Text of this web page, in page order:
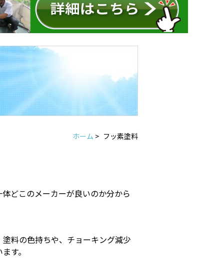
ホーム > フッ素塗料
どこのメーカーが良いのか分から
料の色持ちや、チョーキング減少
す。